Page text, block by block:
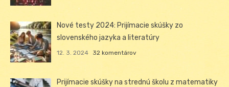
Nové testy 2024: Prijímacie skúšky zo
slovenského jazyka a literatúry
12. 3. 2024 32 komentárov
Prijímacie skúšky na strednú školu z matematiky